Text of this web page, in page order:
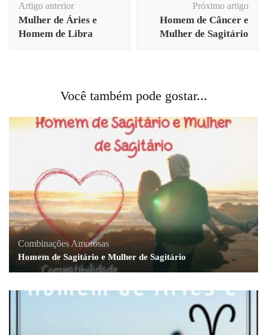
de
post
Artigo anterior
Mulher de Áries e
Homem de Libra
Próximo artigo
Homem de Câncer e
Mulher de Sagitário
Você também pode gostar...
Combinações Amorosas
Homem de Sagitário e Mulher de Sagitário